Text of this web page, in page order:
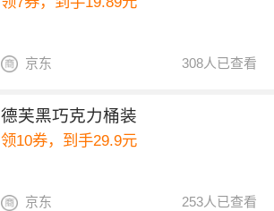
308人已查看
京东
德芙黑巧克力桶装
领10券，到手29.9元
253人已查看
京东